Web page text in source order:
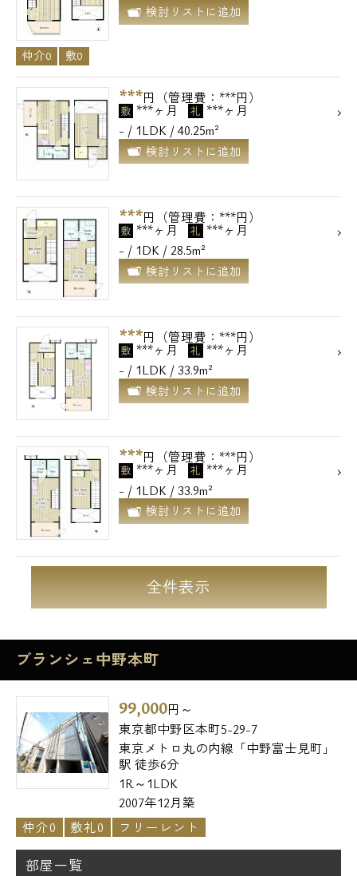
検討リストに追加
仲介0 敷0
***円（管理費：***円）
敷 ***ヶ月 礼 ***ヶ月
- / 1LDK / 40.25m²
検討リストに追加
***円（管理費：***円）
敷 ***ヶ月 礼 ***ヶ月
- / 1DK / 28.5m²
検討リストに追加
***円（管理費：***円）
敷 ***ヶ月 礼 ***ヶ月
- / 1LDK / 33.9m²
検討リストに追加
***円（管理費：***円）
敷 ***ヶ月 礼 ***ヶ月
- / 1LDK / 33.9m²
検討リストに追加
全件表示
ブランシェ中野本町
99,000円～
東京都中野区本町5-29-7
東京メトロ丸の内線「中野富士見町」
駅 徒歩6分
1R～1LDK
2007年12月築
仲介0
敷礼0 フリーレント
部屋一覧